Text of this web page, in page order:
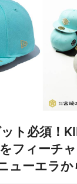
ト必須！
フィーチ
ューエラか